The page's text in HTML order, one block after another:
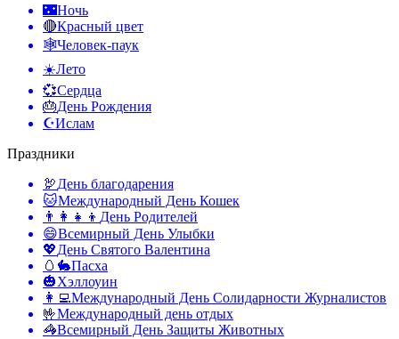
🌃Ночь
🔴Красный цвет
🕸️Человек-паук
☀️Лето
💞Сердца
🎂День Рождения
☪️Ислам
Праздники
🦃День благодарения
🐱Международный День Кошек
👨‍👩‍👧‍👦 День Родителей
😄Всемирный День Улыбки
💖День Святого Валентина
🥚🐇Пасха
🎃Хэллоуин
👩‍💻Международный День Солидарности Журналистов
🤟Международный день отдых
🦓Всемирный День Защиты Животных